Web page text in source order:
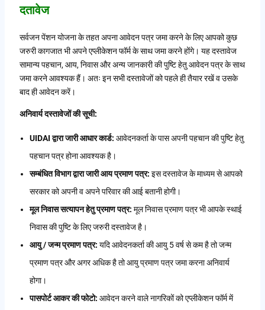
दतावेज
सर्वजन पेंशन योजना के तहत अपना आवेदन पत्र जमा करने के लिए आपको कुछ
जरुरी कागजात भी अपने एप्लीकेशन फॉर्म के साथ जमा करने होंगे। यह दस्तावेज
सामान्य पहचान, आय, निवास और अन्य जानकारी की पुष्टि हेतु आवेदन पत्र के साथ
जमा करने आवश्यक हैं। अतः इन सभी दस्तावेजों को पहले ही तैयार रखें व उसके
बाद ही आवेदन करें।
अनिवार्य दस्तावेजों की सूची:
UIDAI द्वारा जारी आधार कार्ड: आवेदनकर्ता के पास अपनी पहचान की पुष्टि हेतु
पहचान पत्र होना आवश्यक है।
सम्बंधित विभाग द्वारा जारी आय प्रमाण पत्र: इस दस्तावेज के माध्यम से आपको
सरकार को अपनी व अपने परिवार की आई बतानी होगी।
मूल निवास सत्यापन हेतु प्रमाण पत्र: मूल निवास प्रमाण पत्र भी आपके स्थाई
निवास की पुष्टि के लिए जरुरी दस्तावेज है।
आयु / जन्म प्रमाण पत्र: यदि आवेदनकर्ता की आयु 5 वर्ष से कम है तो जन्म
प्रमाण पत्र और अगर अधिक है तो आयु प्रमाण पत्र जमा करना अनिवार्य
होगा।
पासपोर्ट आकर की फोटो: आवेदन करने वाले नागरिकों को एप्लीकेशन फॉर्म में